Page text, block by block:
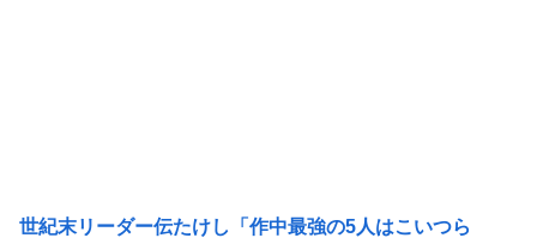
世紀末リーダー伝たけし「作中最強の5人はこいつら